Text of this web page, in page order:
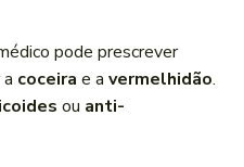
pode prescrever
coceira e a vermelhidão.
ou anti-